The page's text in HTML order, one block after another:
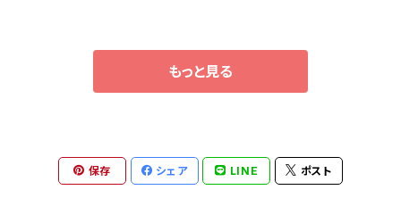
もっと見る
保存 シェア LINE ポスト